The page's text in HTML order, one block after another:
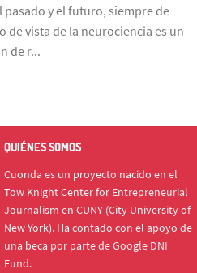
y el futuro, siempre de
de vista de la neurociencia es un
de r...
QUIÉNES SOMOS
Cuonda es un proyecto nacido en el
Tow Knight Center for Entrepreneurial
Journalism en CUNY (City University of
New York). Ha contado con el apoyo de
una beca por parte de Google DNI
Fund.